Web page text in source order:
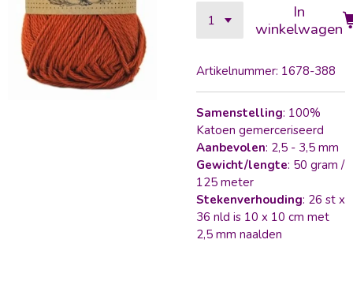
In
winkelwagen
Artikelnummer: 1678-388
Samenstelling: 100%
Katoen gemerceriseerd
Aanbevolen: 2,5 - 3,5 mm
Gewicht/lengte: 50 gram /
125 meter
Stekenverhouding: 26 st x
36 nld is 10 x 10 cm met
2,5 mm naalden